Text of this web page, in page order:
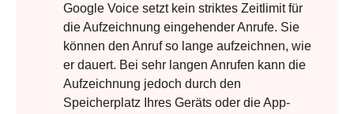
Schritt 4.
Google Voice setzt kein striktes Zeitlimit für
die Aufzeichnung eingehender Anrufe. Sie
können den Anruf so lange aufzeichnen, wie
er dauert. Bei sehr langen Anrufen kann die
Aufzeichnung jedoch durch den
Speicherplatz Ihres Geräts oder die App-